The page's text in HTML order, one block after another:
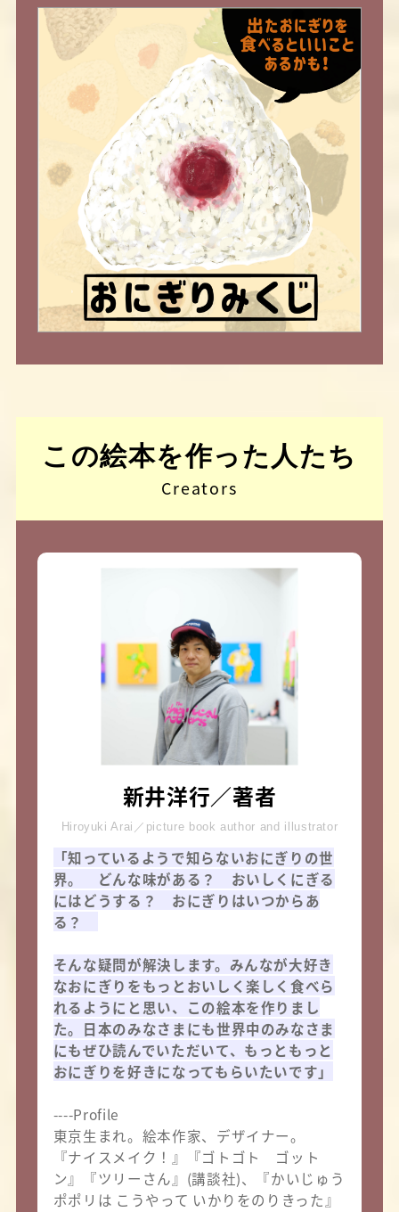
この絵本を作った人たち
Creators
新井洋行／著者
Hiroyuki Arai／picture book author and illustrator
「知っているようで知らないおにぎりの世
界。 どんな味がある？ おいしくにぎる
にはどうする？ おにぎりはいつからあ
る？
そんな疑問が解決します。みんなが大好き
なおにぎりをもっとおいしく楽しく食べら
れるようにと思い、この絵本を作りまし
た。日本のみなさまにも世界中のみなさま
にもぜひ読んでいただいて、もっともっと
おにぎりを好きになってもらいたいです」
----Profile
東京生まれ。絵本作家、デザイナー。
『ナイスメイク！』『ゴトゴト ゴット
ン』『ツリーさん』(講談社)、『かいじゅう
ポポリは こうやって いかりをのりきった』